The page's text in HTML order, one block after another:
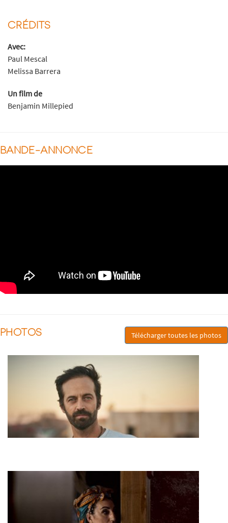
CRÉDITS
Avec:
Paul Mescal
Melissa Barrera
Un film de
Benjamin Millepied
BANDE-ANNONCE
PHOTOS Télécharger toutes les photos